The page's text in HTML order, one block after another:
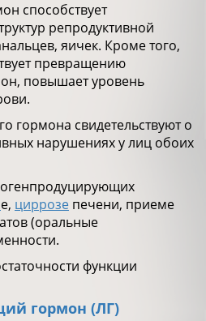
способствует
репродуктивной
яичек. Кроме того,
превращению
повышает уровень
гормона свидетельствуют о
нарушениях у лиц обоих
е, циррозе печени, приеме
(оральные
функции
гормон (ЛГ)